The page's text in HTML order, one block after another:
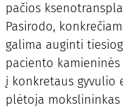
pačios
Pasirodo,
galima auginti
paciento
į konkretaus gyvulio
plėtoja